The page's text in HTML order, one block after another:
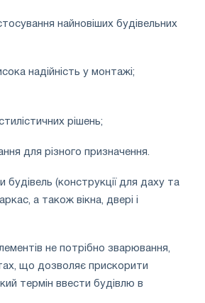
найновіших будівельних
надійність у монтажі;
рішень;
для різного призначення.
будівель (конструкції для даху та
а також вікна, двері і
не потрібно зварювання,
що дозволяє прискорити
термін ввести будівлю в